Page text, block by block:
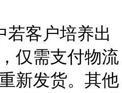
若客户培养出
仅需支付物流
新发货。其他